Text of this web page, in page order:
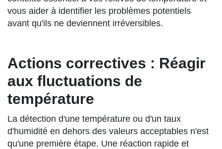
vous aider à identifier les problèmes potentiels
avant qu'ils ne deviennent irréversibles.
Actions correctives : Réagir
aux fluctuations de
température
La détection d'une température ou d'un taux
d'humidité en dehors des valeurs acceptables n'est
qu'une première étape. Une réaction rapide et